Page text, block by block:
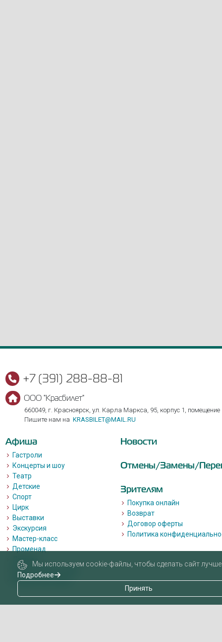
+7 (391) 288-88-81
ООО "Красбилет"
660049, г. Красноярск, ул. Карла Маркса, 95, корпус 1, помещение
Пишите нам на KRASBILET@MAIL.RU
Афиша
Гастроли
Концерты и шоу
Театр
Детские
Спорт
Цирк
Выставки
Экскурсия
Мастер-класс
Променад
Лекции
Квизы, квесты, игры.
Пушкинская карта
Новости
Отмены/Замены/
Зрителям
Покупка онлайн
Возврат
Договор оферты
Политика
Мы используем cookie-файлы, чтобы сделать сайт лучше
Подробнее
Принять